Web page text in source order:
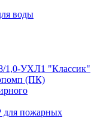
воды
1,0-УХЛ1 "Классик"
(ПК)
для пожарных